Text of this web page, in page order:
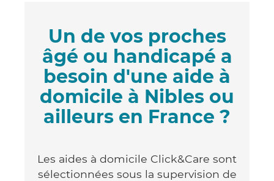
Un de vos proches
âgé ou handicapé a
besoin d'une aide à
domicile à Nibles ou
ailleurs en France ?
Les aides à domicile Click&Care sont
sélectionnées sous la supervision de